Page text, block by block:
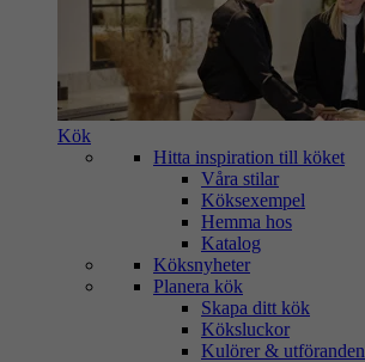
Kök
Hitta inspiration till köket
Våra stilar
Köksexempel
Hemma hos
Katalog
Köksnyheter
Planera kök
Skapa ditt kök
Köksluckor
Kulörer & utföranden